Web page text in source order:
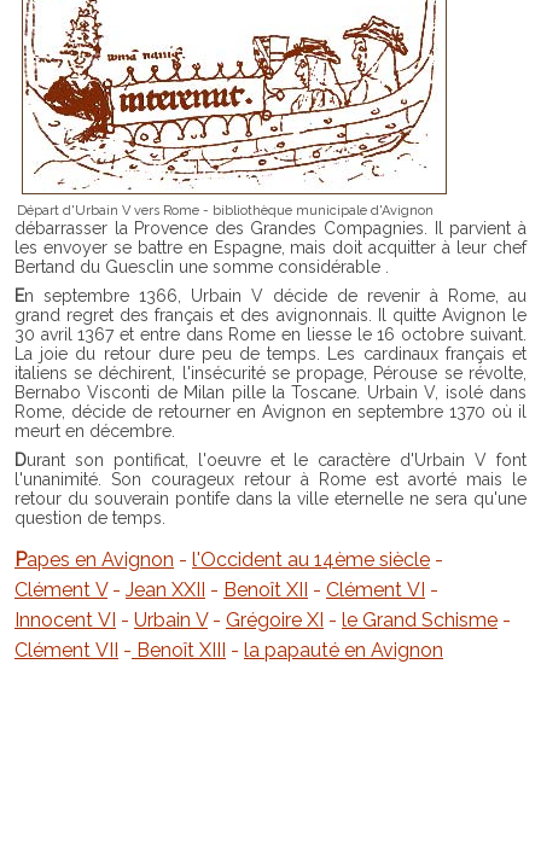
Départ d'Urbain V vers Rome - bibliothèque municipale d'Avignon
débarrasser la Provence des Grandes Compagnies. Il parvient à
les envoyer se battre en Espagne, mais doit acquitter à leur chef
Bertand du Guesclin une somme considérable .
En septembre 1366, Urbain V décide de revenir à Rome, au
grand regret des français et des avignonnais. Il quitte Avignon le
30 avril 1367 et entre dans Rome en liesse le 16 octobre suivant.
La joie du retour dure peu de temps. Les cardinaux français et
italiens se déchirent, l'insécurité se propage, Pérouse se révolte,
Bernabo Visconti de Milan pille la Toscane. Urbain V, isolé dans
Rome, décide de retourner en Avignon en septembre 1370 où il
meurt en décembre.
Durant son pontificat, l'oeuvre et le caractère d'Urbain V font
l'unanimité. Son courageux retour à Rome est avorté mais le
retour du souverain pontife dans la ville eternelle ne sera qu'une
question de temps.
Papes en Avignon - l'Occident au 14ème siècle -
Clément V- Jean XXII - Benoît XII - Clément VI -
Innocent VI - Urbain V- Grégoire XI - le Grand Schisme -
Clément VII - Benoît XIII - la papauté en Avignon